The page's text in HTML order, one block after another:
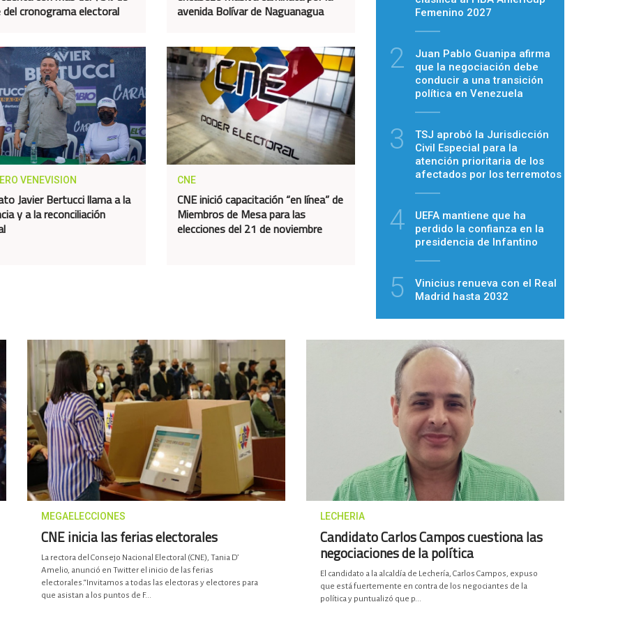
del cronograma electoral
avenida Bolívar de Naguanagua
VENEVISION
Javier Bertucci llama a la
y a la reconciliación
CNE
CNE inició capacitación “en línea” de
Miembros de Mesa para las
elecciones del 21 de noviembre
Femenino 2027
2
Juan Pablo Guanipa afirma
que la negociación debe
conducir a una transición
política en Venezuela
3
TSJ aprobó la Jurisdicción
Civil Especial para la
atención prioritaria de los
afectados por los terremotos
4
UEFA mantiene que ha
perdido la confianza en la
presidencia de Infantino
5
Vinicius renueva con el Real
Madrid hasta 2032
MEGAELECCIONES
CNE inicia las ferias electorales
La rectora del Consejo Nacional Electoral (CNE), Tania D’
Amelio, anunció en Twitter el inicio de las ferias
electorales.“Invitamos a todas las electoras y electores para
que asistan a los puntos de F...
LECHERIA
Candidato Carlos Campos cuestiona las
negociaciones de la política
El candidato a la alcaldía de Lechería, Carlos Campos, expuso
que está fuertemente en contra de los negociantes de la
política y puntualizó que p...